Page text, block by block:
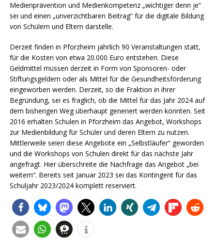
Medienprävention und Medienkompetenz „wichtiger denn je“
sei und einen „unverzichtbaren Beitrag“ für die digitale Bildung
von Schülern und Eltern darstelle.
Derzeit finden in Pforzheim jährlich 90 Veranstaltungen statt,
für die Kosten von etwa 20.000 Euro entstehen. Diese
Geldmittel müssen derzeit in Form von Sponsoren- oder
Stiftungsgeldern oder als Mittel für die Gesundheitsförderung
eingeworben werden. Derzeit, so die Fraktion in ihrer
Begründung, sei es fraglich, ob die Mittel für das Jahr 2024 auf
dem bisherigen Weg überhaupt generiert werden könnten. Seit
2016 erhalten Schulen in Pforzheim das Angebot, Workshops
zur Medienbildung für Schüler und deren Eltern zu nutzen.
Mittlerweile seien diese Angebote ein „Selbstläufer“ geworden
und die Workshops von Schulen direkt für das nächste Jahr
angefragt. Hier überschreite die Nachfrage das Angebot „bei
weitem“. Bereits seit Januar 2023 sei das Kontingent für das
Schuljahr 2023/2024 komplett reserviert.